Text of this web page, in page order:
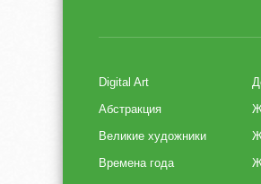
Digital Art
Абстракция
Великие художники
Времена года